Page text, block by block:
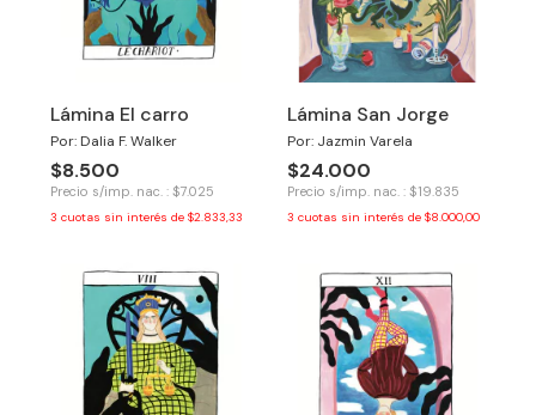
Lámina El carro
Por: Dalia F. Walker
$8.500
Precio s/imp. nac. : $7.025
3 cuotas sin interés de $2.833,33
Lámina San Jorge
Por: Jazmin Varela
$24.000
Precio s/imp. nac. : $19.835
3 cuotas sin interés de $8.000,00